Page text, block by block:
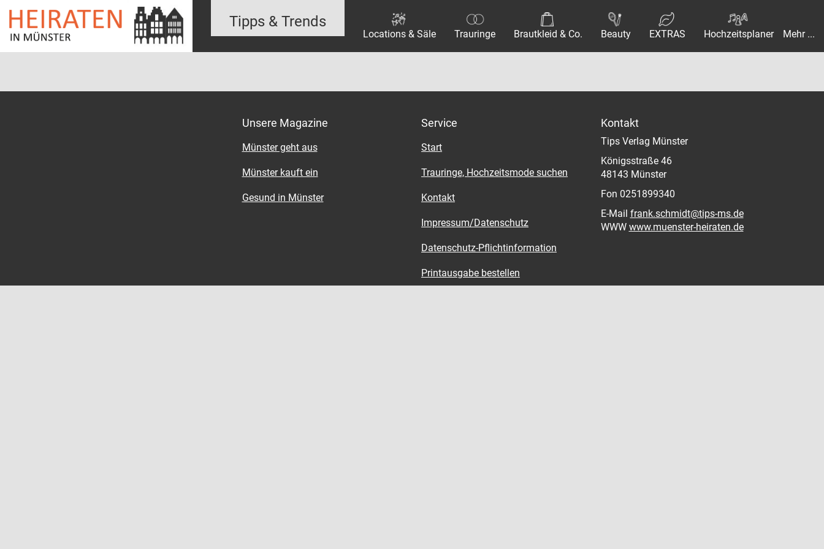
Tipps & Trends
Locations & Säle Trauringe Brautkleid & Co. Beauty EXTRAS Hochzeitsplaner Mehr ...
Unsere Magazine
Münster geht aus
Münster kauft ein
Gesund in Münster
Service
Start
Trauringe, Hochzeitsmode suchen
Kontakt
Impressum/Datenschutz
Datenschutz-Pflichtinformation
Printausgabe bestellen
Kontakt
Tips Verlag Münster
Königsstraße 46
48143 Münster
Fon 0251899340
E-Mail frank.schmidt@tips-ms.de
WWW www.muenster-heiraten.de